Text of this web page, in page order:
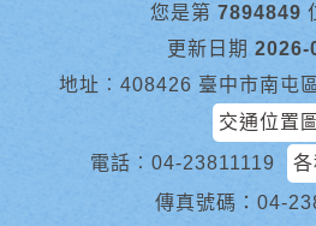
您是第 7894849
更新日期 2026-
地址︰408426 臺中市南屯
交通位置圖
電話︰ 04-23811119
傳真號碼：04-